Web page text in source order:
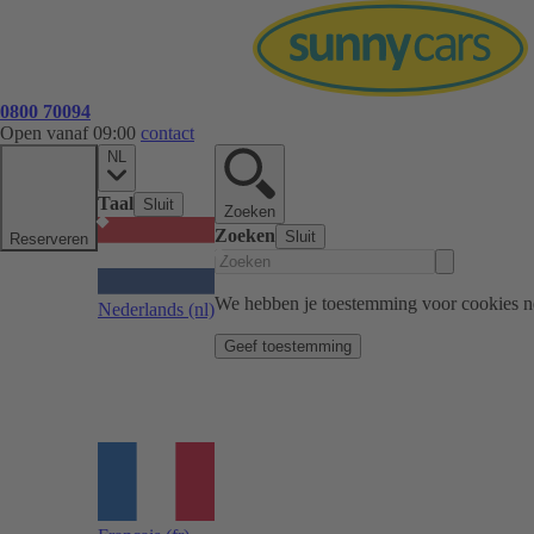
0800 70094
Open vanaf 09:00 contact
Reserveren
NL
Taal Sluit
Nederlands (nl)
Zoeken
Zoeken Sluit
We hebben je toestemming voor cookies
Geef toestemming